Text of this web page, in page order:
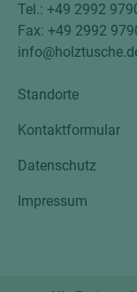
Tel.: +49 2992
Fax: +49 2992
Standorte
Kontaktformular
Datenschutz
Impressum